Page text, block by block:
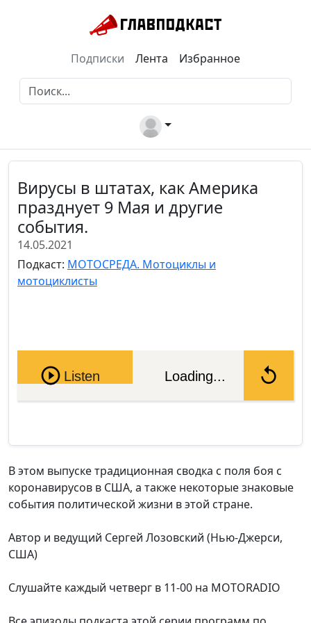
Подписки Лента Избранное
Вирусы в штатах, как Америка
празднует 9 Мая и другие
события.
14.05.2021
Подкаст: МОТОСРЕДА. Мотоциклы и
мотоциклисты
Pause
Listen Loading...
В этом выпуске традиционная сводка с поля боя с
коронавирусов в США, а также некоторые знаковые
события политической жизни в этой стране.
Автор и ведущий Сергей Лозовский (Нью-Джерси,
США)
Слушайте каждый четверг в 11-00 на MOTORADIO